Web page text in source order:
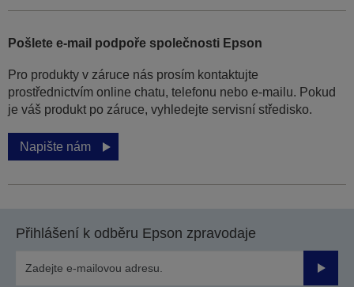
Pošlete e-mail podpoře společnosti Epson
Pro produkty v záruce nás prosím kontaktujte
prostřednictvím online chatu, telefonu nebo e-mailu. Pokud
je váš produkt po záruce, vyhledejte servisní středisko.
Napište nám
Přihlášení k odběru Epson zpravodaje